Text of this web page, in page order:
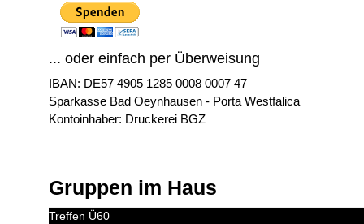
... oder einfach per Überweisung
IBAN: DE57 4905 1285 0008 0007 47
Sparkasse Bad Oeynhausen - Porta Westfalica
Kontoinhaber: Druckerei BGZ
Gruppen im Haus
Treffen Ü60